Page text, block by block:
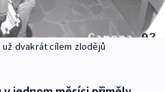
už dvakrát cílem zlodějů